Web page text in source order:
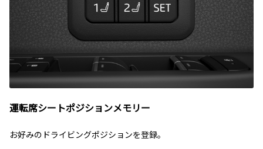
運転席シートポジションメモリー
お好みのドライビングポジションを登録。